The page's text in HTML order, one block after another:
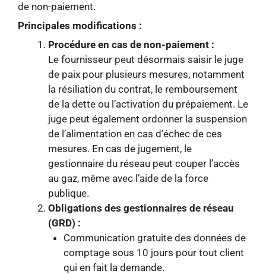
de non-paiement.
Principales modifications :
Procédure en cas de non-paiement :
Le fournisseur peut désormais saisir le juge
de paix pour plusieurs mesures, notamment
la résiliation du contrat, le remboursement
de la dette ou l’activation du prépaiement. Le
juge peut également ordonner la suspension
de l’alimentation en cas d’échec de ces
mesures. En cas de jugement, le
gestionnaire du réseau peut couper l’accès
au gaz, même avec l’aide de la force
publique.
Obligations des gestionnaires de réseau
(GRD) :
Communication gratuite des données de
comptage sous 10 jours pour tout client
qui en fait la demande.